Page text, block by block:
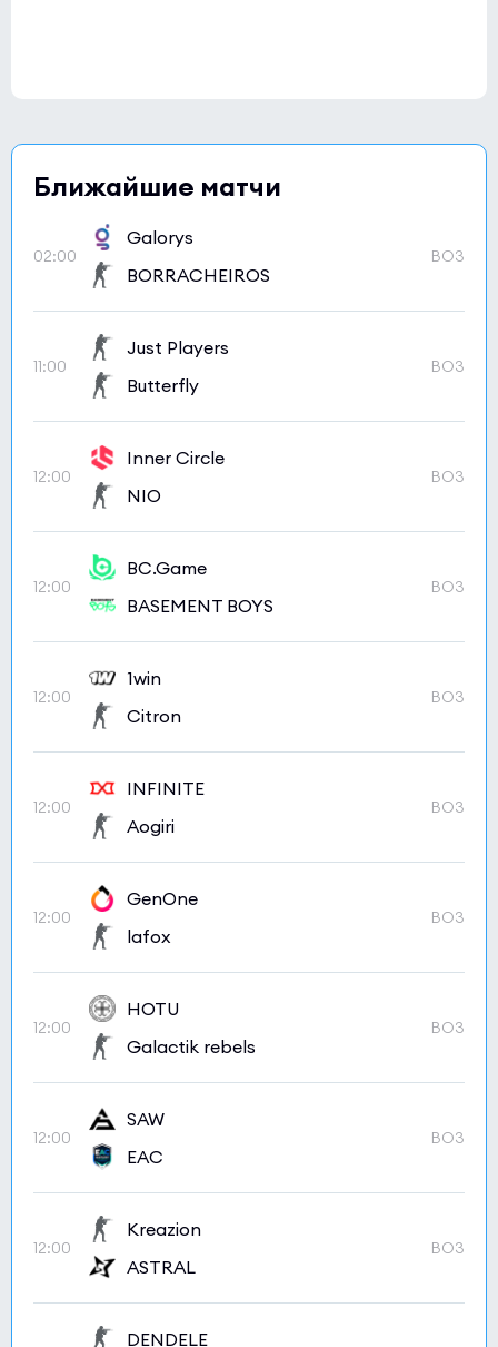
Ближайшие матчи
02:00
Galorys
BORRACHEIROS
BO3
11:00
Just Players
Butterfly
BO3
12:00
Inner Circle
NIO
BO3
12:00
BC.Game
BASEMENT BOYS
BO3
12:00
1win
Citron
BO3
12:00
INFINITE
Aogiri
BO3
12:00
GenOne
lafox
BO3
12:00
HOTU
Galactik rebels
BO3
12:00
SAW
EAC
BO3
12:00
Kreazion
ASTRAL
BO3
DENDELE